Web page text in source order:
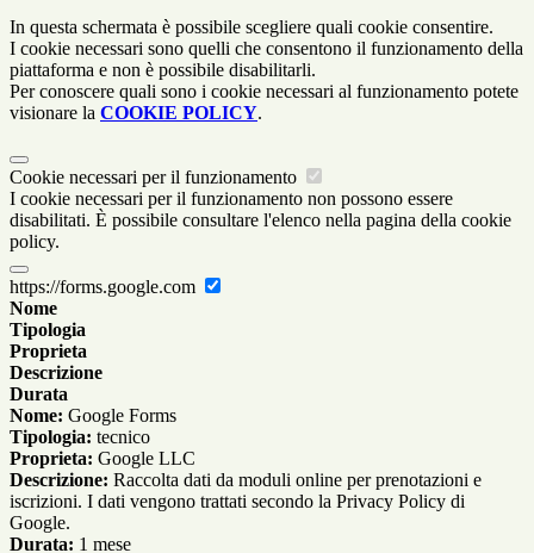
In questa schermata è possibile scegliere quali cookie consentire.
I cookie necessari sono quelli che consentono il funzionamento della
piattaforma e non è possibile disabilitarli.
Per conoscere quali sono i cookie necessari al funzionamento potete
visionare la COOKIE POLICY.
Cookie necessari per il funzionamento
I cookie necessari per il funzionamento non possono essere
disabilitati. È possibile consultare l'elenco nella pagina della cookie
policy.
https://forms.google.com
Nome
Tipologia
Proprieta
Descrizione
Durata
Nome: Google Forms
Tipologia: tecnico
Proprieta: Google LLC
Descrizione: Raccolta dati da moduli online per prenotazioni e
iscrizioni. I dati vengono trattati secondo la Privacy Policy di
Google.
Durata: 1 mese